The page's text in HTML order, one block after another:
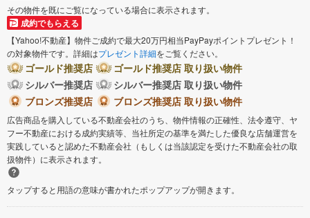
その物件を既にご覧になっている場合に表示されます。
成約でもらえる
【Yahoo!不動産】物件ご成約で最大20万円相当PayPayポイントプレゼント！
の対象物件です。詳細はプレゼント詳細をご覧ください。
ゴールド推奨店
ゴールド推奨店 取り扱い物件
シルバー推奨店
シルバー推奨店 取り扱い物件
ブロンズ推奨店
ブロンズ推奨店 取り扱い物件
広告商品を購入している不動産会社のうち、物件情報の正確性、法令遵守、ヤ
フー不動産における成約実績等、当社所定の基準を満たした優良な店舗運営を
実践していると認めた不動産会社（もしくは当該認定を受けた不動産会社の取
扱物件）に表示されます。
タップすると用語の意味が書かれたポップアップが開きます。